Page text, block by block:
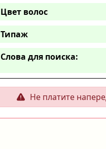
Цвет волос
Типаж
Слова для поиска:
Не платите